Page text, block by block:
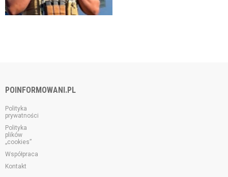
POINFORMOWANI.PL
Polityka
prywatności
Polityka
plików
„cookies”
Współpraca
Kontakt